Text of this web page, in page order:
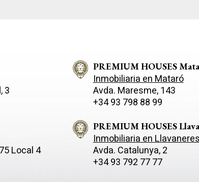
3
PREMIUM HOUSES
Inmobiliaria en Mataró
Avda. Maresme, 143
+34 93 798 88 99
Local 4
PREMIUM HOUSES
Inmobiliaria en
Avda. Catalunya, 2
+34 93 792 77 77